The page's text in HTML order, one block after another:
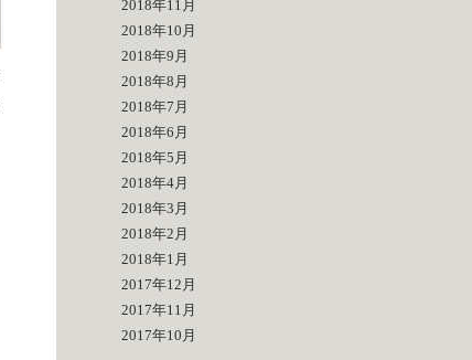
2018年11月
2018年10月
2018年9月
2018年8月
2018年7月
2018年6月
2018年5月
2018年4月
2018年3月
2018年2月
2018年1月
2017年12月
2017年11月
2017年10月